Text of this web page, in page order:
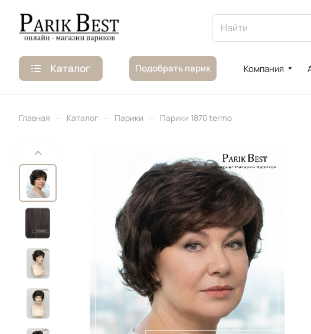
Каталог Подобрать парик Компания
Главная – Каталог – Парики – Парики 1870 termo